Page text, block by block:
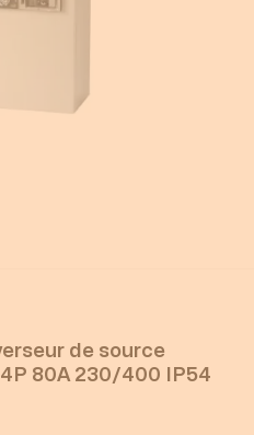
de source
80A 230/400 IP54